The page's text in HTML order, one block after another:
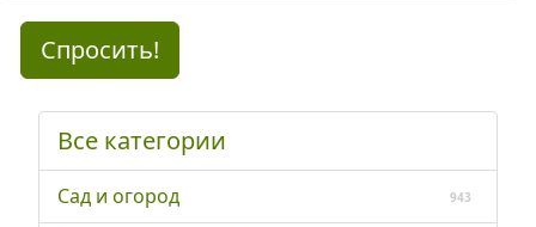
Спросить!
Все категории
Сад и огород 943